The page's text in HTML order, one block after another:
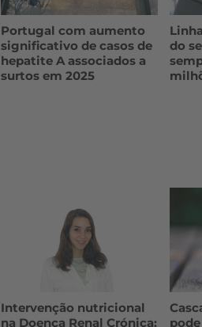
Portugal com aumento
significativo de casos de
hepatite A associados a
surtos em 2025
do
Intervenção nutricional
na Doença Renal Crónica: